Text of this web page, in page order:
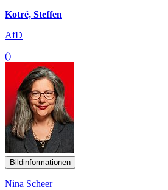
Kotré, Steffen
AfD
()
Bildinformationen
Nina Scheer